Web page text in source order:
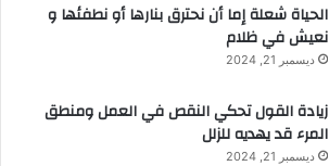
الحياة شعلة إما أن نحترق بنارها أو نطفئها و
نعيش في ظلام
ديسمبر 21, 2024
زيادة القول تحكي النقص في العمل ومنطق
المرء قد يهديه للزلل
ديسمبر 21, 2024